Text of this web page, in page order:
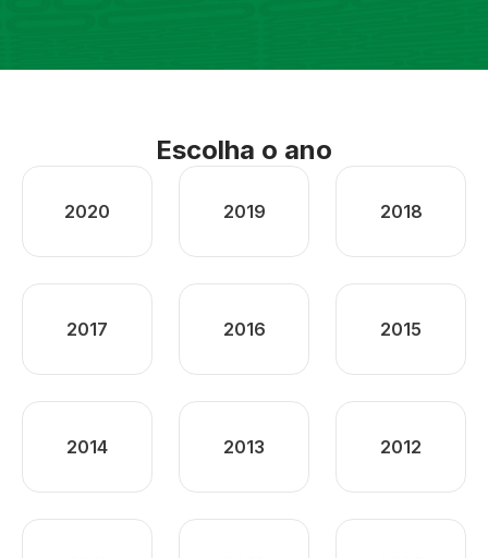
Escolha o ano
2020 2019 2018
2017 2016 2015
2014 2013 2012